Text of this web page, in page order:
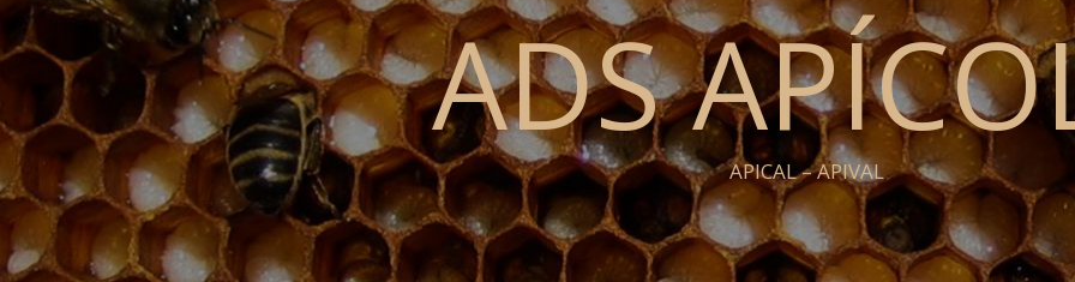
ADS
APICAL – APIVAL